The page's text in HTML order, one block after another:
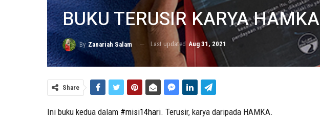
BUKU TERUSIR KARYA HAMKA
By Zanariah Salam Last updated Aug 31, 2021
Share
Ini buku kedua dalam #misi14hari. Terusir, karya daripada HAMKA.